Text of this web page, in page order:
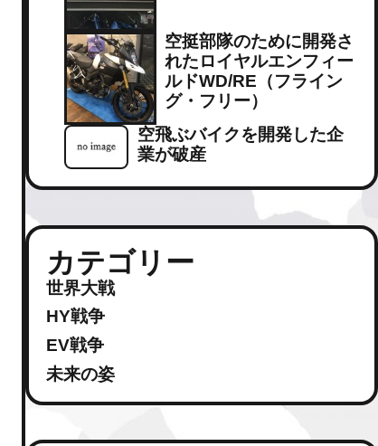
空挺部隊のために開発さ
れたロイヤルエンフィー
ルドWD/RE（フライン
グ・フリー）
空飛ぶバイクを開発した企
業が破産
カテゴリー
世界大戦
HY戦争
EV戦争
未来の姿